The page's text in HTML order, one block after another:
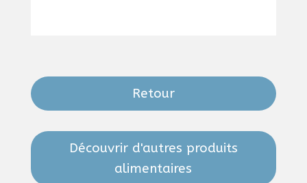
Retour
Découvrir d'autres produits
alimentaires